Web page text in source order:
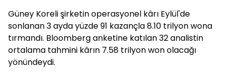
Güney Koreli şirketin operasyonel kârı Eylül'de
sonlanan 3 ayda yüzde 91 kazançla 8.10 trilyon wona
tırmandı. Bloomberg anketine katılan 32 analistin
ortalama tahmini kârın 7.58 trilyon won olacağı
yönündeydi.